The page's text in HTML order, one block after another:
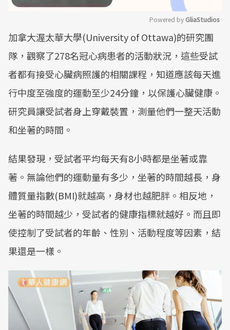
Mute
Powered by GliaStudios
加拿大渥太華大學(University of Ottawa)的研究團
隊，觀察了278名冠心病患者的活動狀況，這些受試
者都有接受心臟病照護的相關課程，知道應該每天進
行中度至強度的運動至少24分鐘，以保護心臟健康。
研究員讓受試者身上穿戴裝置，測量他們一整天活動
和坐著的時間。
結果發現，受試者平均每天有8小時都是坐著或靠
著。無論他們的運動量有多少，坐著的時間越長，身
體質量指數(BMI)就越高，身材也越肥胖。相反地，
坐著的時間越少，受試者的健康指標就越好。而且即
使控制了受試者的年齡、性別、活動程度等因素，結
果還是一樣。